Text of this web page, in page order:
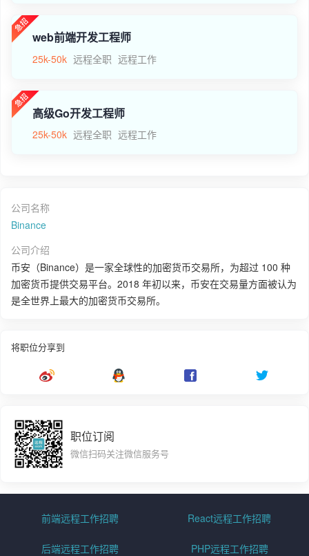
web前端开发工程师
25k-50k 远程全职 远程工作
高级Go开发工程师
25k-50k 远程全职 远程工作
公司名称
Binance
公司介绍
币安（Binance）是一家全球性的加密货币交易所，为超过 100 种
加密货币提供交易平台。2018 年初以来，币安在交易量方面被认为
是全世界上最大的加密货币交易所。
将职位分享到
职位订阅
微信扫码关注微信服务号
前端远程工作招聘 React远程工作招聘
后端远程工作招聘 PHP远程工作招聘